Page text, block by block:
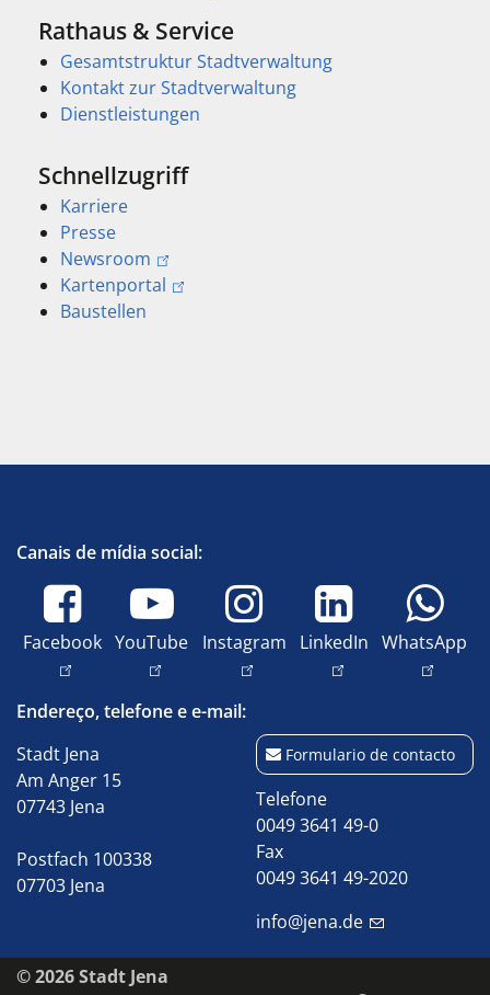
Rathaus & Service
Gesamtstruktur Stadtverwaltung
Kontakt zur Stadtverwaltung
Dienstleistungen
Schnellzugriff
Karriere
Presse
Newsroom
Kartenportal
Baustellen
Canais de mídia social:
Facebook YouTube Instagram LinkedIn WhatsApp
Endereço, telefone e e-mail:
Stadt Jena
Am Anger 15
07743 Jena
Postfach 100338
07703 Jena
Formulario de contacto
Telefone
0049 3641 49-0
Fax
0049 3641 49-2020
info@jena.de
© 2026 Stadt Jena